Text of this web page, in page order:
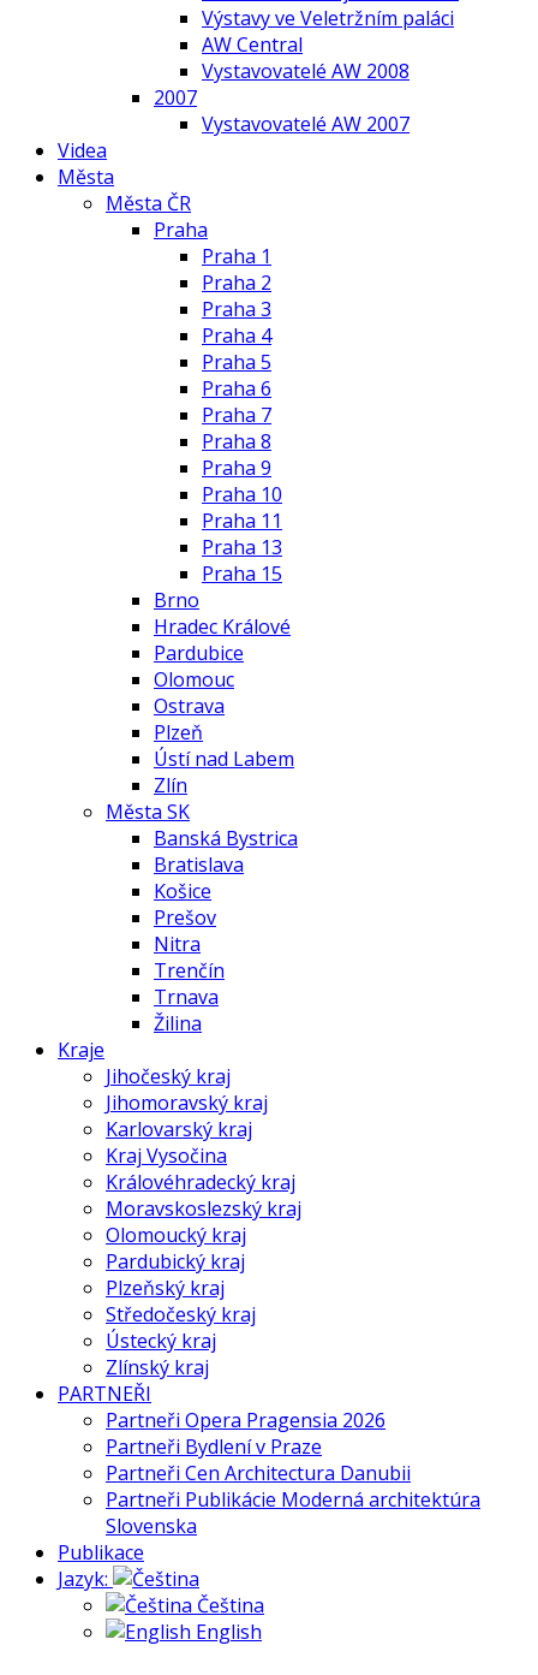
Výstavy ve Veletržním paláci
AW Central
Vystavovatelé AW 2008
2007
Vystavovatelé AW 2007
Videa
Města
Města ČR
Praha
Praha 1
Praha 2
Praha 3
Praha 4
Praha 5
Praha 6
Praha 7
Praha 8
Praha 9
Praha 10
Praha 11
Praha 13
Praha 15
Brno
Hradec Králové
Pardubice
Olomouc
Ostrava
Plzeň
Ústí nad Labem
Zlín
Města SK
Banská Bystrica
Bratislava
Košice
Prešov
Nitra
Trenčín
Trnava
Žilina
Kraje
Jihočeský kraj
Jihomoravský kraj
Karlovarský kraj
Kraj Vysočina
Královéhradecký kraj
Moravskoslezský kraj
Olomoucký kraj
Pardubický kraj
Plzeňský kraj
Středočeský kraj
Ústecký kraj
Zlínský kraj
PARTNEŘI
Partneři Opera Pragensia 2026
Partneři Bydlení v Praze
Partneři Cen Architectura Danubii
Partneři Publikácie Moderná architektúra
Slovenska
Publikace
Jazyk:
Čeština
English